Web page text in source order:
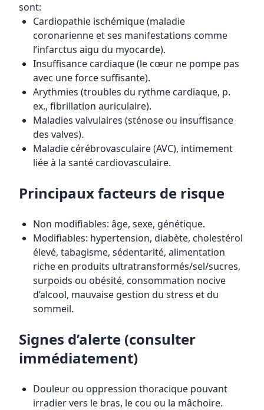
sont:
Cardiopathie ischémique (maladie
coronarienne et ses manifestations comme
l’infarctus aigu du myocarde).
Insuffisance cardiaque (le cœur ne pompe pas
avec une force suffisante).
Arythmies (troubles du rythme cardiaque, p.
ex., fibrillation auriculaire).
Maladies valvulaires (sténose ou insuffisance
des valves).
Maladie cérébrovasculaire (AVC), intimement
liée à la santé cardiovasculaire.
Principaux facteurs de risque
Non modifiables: âge, sexe, génétique.
Modifiables: hypertension, diabète, cholestérol
élevé, tabagisme, sédentarité, alimentation
riche en produits ultratransformés/sel/sucres,
surpoids ou obésité, consommation nocive
d’alcool, mauvaise gestion du stress et du
sommeil.
Signes d’alerte (consulter
immédiatement)
Douleur ou oppression thoracique pouvant
irradier vers le bras, le cou ou la mâchoire.